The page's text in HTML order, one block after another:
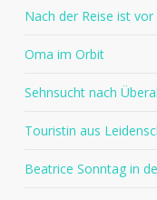
Nach der Reise ist vor
Oma im Orbit
Sehnsucht nach
Touristin aus
Beatrice Sonntag in